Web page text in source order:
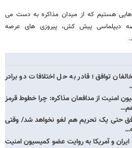
هایی هستیم که از میدان مذاکره به دست می
دیپلماسی پیش کش، پیروزی های عرصه
توافق؛ قادر به حل اختلافات دو برادر
امنیت از مدافعان مذاکره: چرا خطوط قرمز
حتی یک تحریم هم لغو نخواهد شد/ وقتی
ایران و آمریکا به روایت عضو کمیسیون امنیت